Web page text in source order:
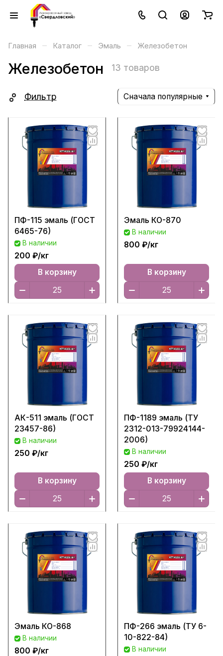
Главная – Каталог – Эмаль – Железобетон
Железобетон 13 товаров
Фильтр Сначала популярные
ПФ-115 эмаль (ГОСТ
6465-76)
В наличии
200 ₽/кг
В корзину
Эмаль КО-870
В наличии
800 ₽/кг
В корзину
АК-511 эмаль (ГОСТ
23457-86)
В наличии
250 ₽/кг
В корзину
ПФ-1189 эмаль (ТУ
2312-013-79924144-
2006)
В наличии
250 ₽/кг
В корзину
Эмаль КО-868
В наличии
800 ₽/кг
ПФ-266 эмаль (ТУ 6-
10-822-84)
В наличии